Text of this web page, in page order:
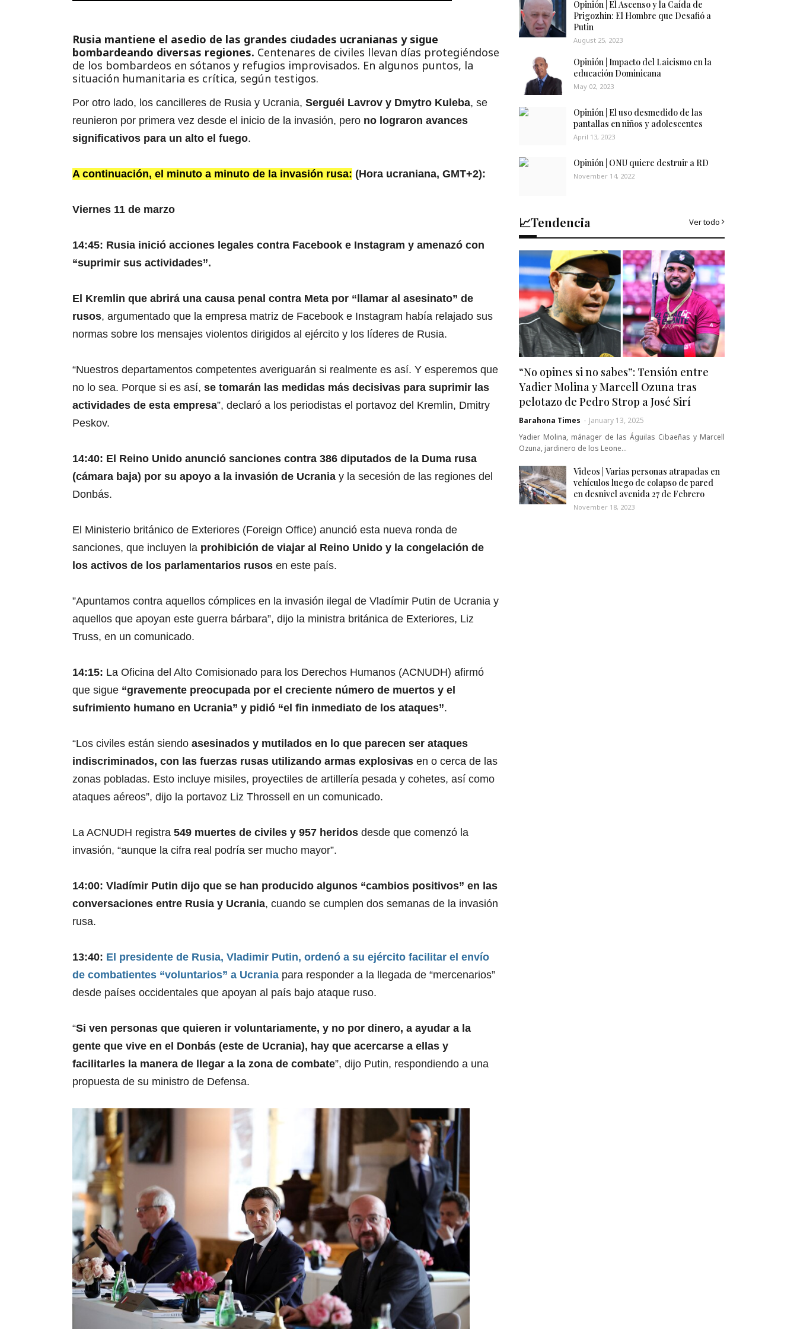
Rusia mantiene el asedio de las grandes ciudades ucranianas y sigue
bombardeando diversas regiones. Centenares de civiles llevan días protegiéndose
de los bombardeos en sótanos y refugios improvisados. En algunos puntos, la
situación humanitaria es crítica, según testigos.
Por otro lado, los cancilleres de Rusia y Ucrania, Serguéi Lavrov y Dmytro Kuleba, se
reunieron por primera vez desde el inicio de la invasión, pero no lograron avances
significativos para un alto el fuego.
A continuación, el minuto a minuto de la invasión rusa: (Hora ucraniana, GMT+2):
Viernes 11 de marzo
14:45: Rusia inició acciones legales contra Facebook e Instagram y amenazó con
“suprimir sus actividades”.
El Kremlin que abrirá una causa penal contra Meta por “llamar al asesinato” de
rusos, argumentado que la empresa matriz de Facebook e Instagram había relajado sus
normas sobre los mensajes violentos dirigidos al ejército y los líderes de Rusia.
“Nuestros departamentos competentes averiguarán si realmente es así. Y esperemos que
no lo sea. Porque si es así, se tomarán las medidas más decisivas para suprimir las
actividades de esta empresa”, declaró a los periodistas el portavoz del Kremlin, Dmitry
Peskov.
14:40: El Reino Unido anunció sanciones contra 386 diputados de la Duma rusa
(cámara baja) por su apoyo a la invasión de Ucrania y la secesión de las regiones del
Donbás.
El Ministerio británico de Exteriores (Foreign Office) anunció esta nueva ronda de
sanciones, que incluyen la prohibición de viajar al Reino Unido y la congelación de
los activos de los parlamentarios rusos en este país.
”Apuntamos contra aquellos cómplices en la invasión ilegal de Vladímir Putin de Ucrania y
aquellos que apoyan este guerra bárbara”, dijo la ministra británica de Exteriores, Liz
Truss, en un comunicado.
14:15: La Oficina del Alto Comisionado para los Derechos Humanos (ACNUDH) afirmó
que sigue “gravemente preocupada por el creciente número de muertos y el
sufrimiento humano en Ucrania” y pidió “el fin inmediato de los ataques”.
“Los civiles están siendo asesinados y mutilados en lo que parecen ser ataques
indiscriminados, con las fuerzas rusas utilizando armas explosivas en o cerca de las
zonas pobladas. Esto incluye misiles, proyectiles de artillería pesada y cohetes, así como
ataques aéreos”, dijo la portavoz Liz Throssell en un comunicado.
La ACNUDH registra 549 muertes de civiles y 957 heridos desde que comenzó la
invasión, “aunque la cifra real podría ser mucho mayor”.
14:00: Vladímir Putin dijo que se han producido algunos “cambios positivos” en las
conversaciones entre Rusia y Ucrania, cuando se cumplen dos semanas de la invasión
rusa.
13:40: El presidente de Rusia, Vladimir Putin, ordenó a su ejército facilitar el envío
de combatientes “voluntarios” a Ucrania para responder a la llegada de “mercenarios”
desde países occidentales que apoyan al país bajo ataque ruso.
“Si ven personas que quieren ir voluntariamente, y no por dinero, a ayudar a la
gente que vive en el Donbás (este de Ucrania), hay que acercarse a ellas y
facilitarles la manera de llegar a la zona de combate”, dijo Putin, respondiendo a una
propuesta de su ministro de Defensa.
Opinión | El Ascenso y la Caída de
Prigozhin: El Hombre que Desafió a
Putin
August 25, 2023
Opinión | Impacto del Laicismo en la
educación Dominicana
May 02, 2023
Opinión | El uso desmedido de las
pantallas en niños y adolescentes
April 13, 2023
Opinión | ONU quiere destruir a RD
November 14, 2022
📈Tendencia Ver todo
“No opines si no sabes”: Tensión entre
Yadier Molina y Marcell Ozuna tras
pelotazo de Pedro Strop a José Sirí
Barahona Times - January 13, 2025
Yadier Molina, mánager de las Águilas Cibaeñas y Marcell
Ozuna, jardinero de los Leone…
Videos | Varias personas atrapadas en
vehículos luego de colapso de pared
en desnivel avenida 27 de Febrero
November 18, 2023